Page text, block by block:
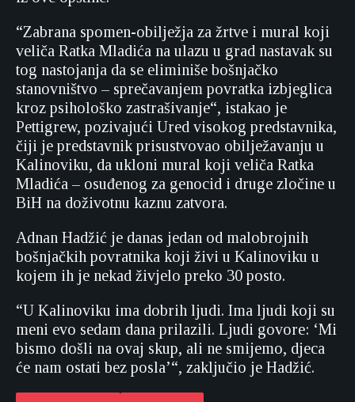
“Zabrana spomen-obilježja za žrtve i mural koji
veliča Ratka Mladića na ulazu u grad nastavak su
tog nastojanja da se eliminiše bošnjačko
stanovništvo – sprečavanjem povratka izbjeglica
kroz psihološko zastrašivanje“, istakao je
Pettigrew, pozivajući Ured visokog predstavnika,
čiji je predstavnik prisustvovao obilježavanju u
Kalinoviku, da ukloni mural koji veliča Ratka
Mladića – osuđenog za genocid i druge zločine u
BiH na doživotnu kaznu zatvora.
Adnan Hadžić je danas jedan od malobrojnih
bošnjačkih povratnika koji živi u Kalinoviku u
kojem ih je nekad živjelo preko 30 posto.
“U Kalinoviku ima dobrih ljudi. Ima ljudi koji su
meni evo sedam dana prilazili. Ljudi govore: ‘Mi
bismo došli na ovaj skup, ali ne smijemo, djeca
će nam ostati bez posla’“, zaključio je Hadžić.